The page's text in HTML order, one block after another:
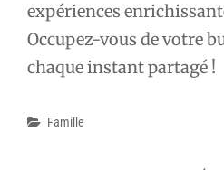
expériences
Occupez-vous de votre
chaque instant partagé !
Catégories
Famille